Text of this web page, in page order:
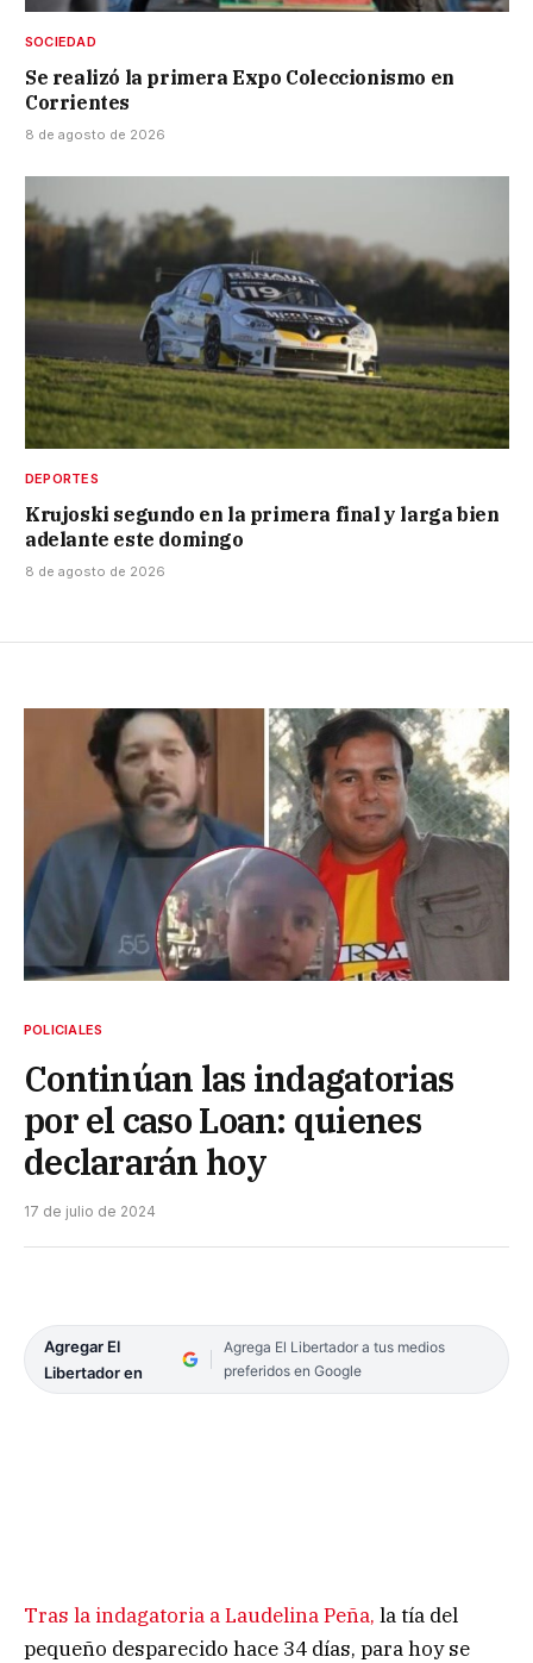
SOCIEDAD
Se realizó la primera Expo Coleccionismo en
Corrientes
8 de agosto de 2026
DEPORTES
Krujoski segundo en la primera final y larga bien
adelante este domingo
8 de agosto de 2026
POLICIALES
Continúan las indagatorias
por el caso Loan: quienes
declararán hoy
17 de julio de 2024
Agregar El
Libertador en
Agrega El Libertador a tus medios
preferidos en Google
Tras la indagatoria a Laudelina Peña, la tía del
pequeño desparecido hace 34 días, para hoy se